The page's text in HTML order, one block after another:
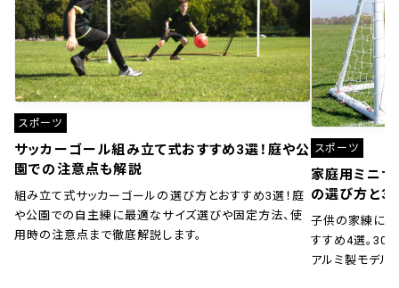
スポーツ
サッカーゴール組み立て式おすすめ3選！庭や公
園での注意点も解説
組み立て式サッカーゴールの選び方とおすすめ3選！庭
や公園での自主練に最適なサイズ選びや固定方法、使
用時の注意点まで徹底解説します。
スポーツ
家庭用ミニサ
の選び方と
子供の家練に！
すすめ4選。30
アルミ製モデル